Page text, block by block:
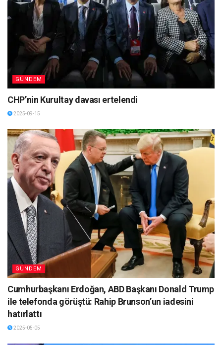
GÜNDEM
CHP’nin Kurultay davası ertelendi
2025-09-15
GÜNDEM
Cumhurbaşkanı Erdoğan, ABD Başkanı Donald Trump
ile telefonda görüştü: Rahip Brunson’un iadesini
hatırlattı
2025-05-05